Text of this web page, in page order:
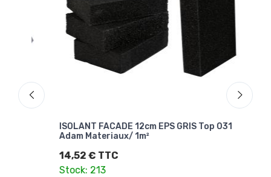
ISOLANT FACADE 12cm EPS GRIS Top 031
Adam Materiaux/ 1m²
14,52 € TTC
Stock: 213